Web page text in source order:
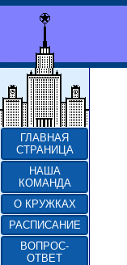
ГЛАВНАЯ
СТРАНИЦА
НАША
КОМАНДА
О КРУЖКАХ
РАСПИСАНИЕ
ВОПРОС-
ОТВЕТ